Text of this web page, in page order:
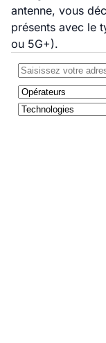
antenne, vous
présents avec le
ou 5G+).